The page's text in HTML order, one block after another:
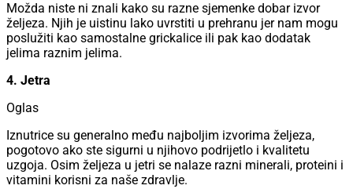
Možda niste ni znali kako su razne sjemenke dobar izvor
željeza. Njih je uistinu lako uvrstiti u prehranu jer nam mogu
poslužiti kao samostalne grickalice ili pak kao dodatak
jelima raznim jelima.
4. Jetra
Oglas
Iznutrice su generalno među najboljim izvorima željeza,
pogotovo ako ste sigurni u njihovo podrijetlo i kvalitetu
uzgoja. Osim željeza u jetri se nalaze razni minerali, proteini i
vitamini korisni za naše zdravlje.